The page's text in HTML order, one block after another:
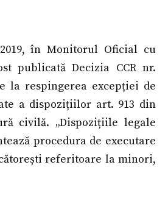
în Monitorul Oficial cu
publicată Decizia CCR nr.
la respingerea excepției de
a dispozițiilor art. 913 din
civilă. „Dispozițiile legale
procedura de executare
referitoare la minori,